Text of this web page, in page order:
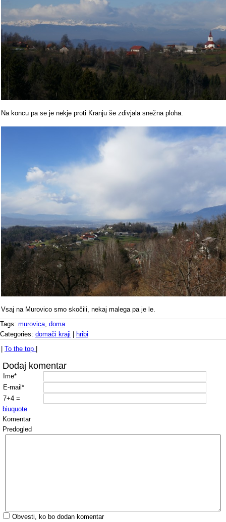
Na koncu pa se je nekje proti Kranju še zdivjala snežna ploha.
Vsaj na Murovico smo skočili, nekaj malega pa je le.
Tags: murovica, doma
Categories: domači kraji
hribi
To the top
Dodaj komentar
Ime*
E-mail*
7+4 =
biuquote
Komentar
Predogled
Obvesti, ko bo dodan komentar